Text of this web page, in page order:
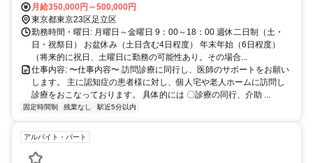
し
月給350,000円～500,000円
東京都東京23区足立区
勤務時間・曜日: 月曜日～金曜日 9：00～18：00 週休二日制（土・
日・祝祭日） お盆休み（土日含む4日程度） 年末年始（6日程度）
（将来的に祝日、土曜日に勤務の可能性あり。その場合...
仕事内容: 〜仕事内容〜 訪問診療に同行し、医師のサポートをお願い
します。 主に認知症の患者様に対し、個人宅や老人ホームに訪問し
診療をおこなっております。 具体的には 〇診療の同行、介助 ...
固定時間制 残業なし 駅近5分以内
アルバイト・パート